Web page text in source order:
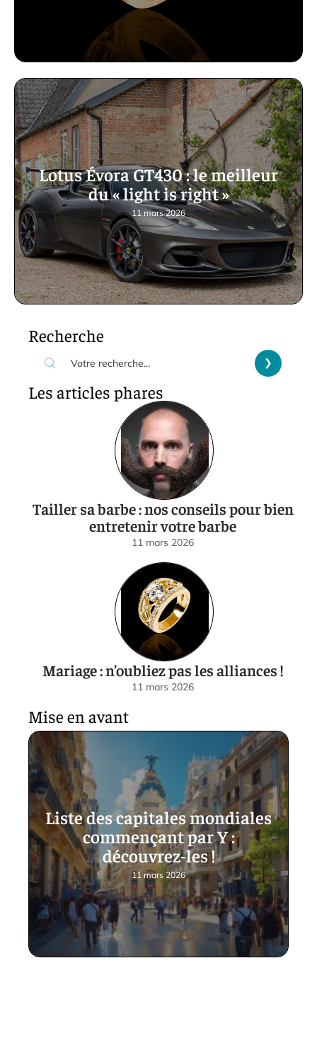
Lotus Évora GT430 : le meilleur
du « light is right »
11 mars 2026
Recherche
Les articles phares
Tailler sa barbe : nos conseils pour bien
entretenir votre barbe
11 mars 2026
Mariage : n’oubliez pas les alliances !
11 mars 2026
Mise en avant
Liste des capitales mondiales
commençant par Y :
découvrez-les !
11 mars 2026